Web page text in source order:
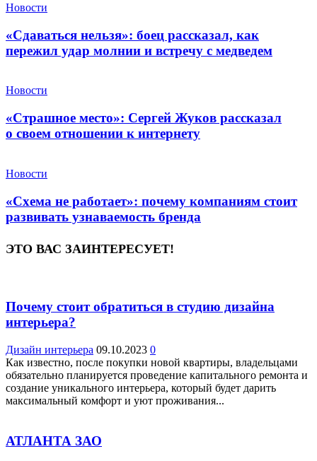
Новости
«Сдаваться нельзя»: боец рассказал, как
пережил удар молнии и встречу с медведем
Новости
«Страшное место»: Сергей Жуков рассказал
о своем отношении к интернету
Новости
«Схема не работает»: почему компаниям стоит
развивать узнаваемость бренда
ЭТО ВАС ЗАИНТЕРЕСУЕТ!
Почему стоит обратиться в студию дизайна
интерьера?
Дизайн интерьера 09.10.2023 0
Как известно, после покупки новой квартиры, владельцами
обязательно планируется проведение капитального ремонта и
создание уникального интерьера, который будет дарить
максимальный комфорт и уют проживания...
АТЛАНТА ЗАО